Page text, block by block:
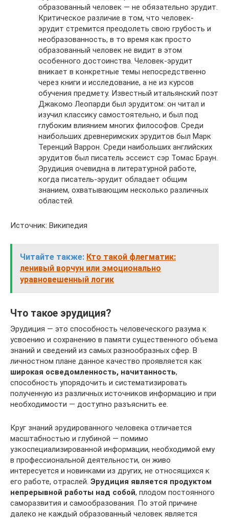
образованный человек — не обязательно эрудит.
Критическое различие в том, что человек-
эрудит стремится преодолеть свою грубость и
необразованность, в то время как просто
образованный человек не видит в этом
особенного достоинства. Человек-эрудит
вникает в конкретные темы непосредственно
через книги и исследование, а не из курсов
обучения предмету. Известный итальянский поэт
Джакомо Леопарди был эрудитом: он читал и
изучил классику самостоятельно, и был под
глубоким влиянием многих философов. Среди
наибольших древнеримских эрудитов был Марк
Теренций Варрон. Среди наибольших английских
эрудитов был писатель эссеист сэр Томас Браун.
Эрудиция очевидна в литературной работе,
когда писатель-эрудит обладает общим
знанием, охватывающим несколько различных
областей.
Источник: Википедия
Читайте также: Кто такой флегматик:
ленивый ворчун или эмоционально
уравновешенный логик
Что такое эрудиция?
Эрудиция — это способность человеческого разума к
усвоению и сохранению в памяти существенного объема
знаний и сведений из самых разнообразных сфер. В
личностном плане данное качество проявляется как
широкая осведомленность, начитанность,
способность упорядочить и систематизировать
полученную из различных источников информацию и при
необходимости — доступно разъяснить ее.
Круг знаний эрудированного человека отличается
масштабностью и глубиной — помимо
узкоспециализированной информации, необходимой ему
в профессиональной деятельности, он живо
интересуется и новинками из других, не относящихся к
его работе, отраслей. Эрудиция является продуктом
непрерывной работы над собой, плодом постоянного
саморазвития и самообразования. По этой причине
далеко не каждый образованный человек является